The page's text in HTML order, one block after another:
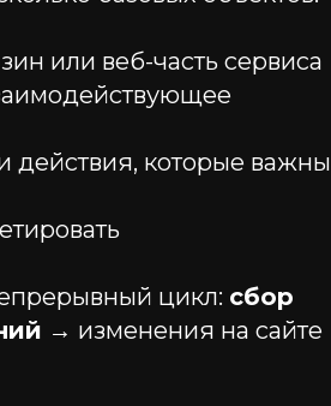
или веб-часть сервиса
действия, которые важны
цикл: сбор
→ изменения на сайте